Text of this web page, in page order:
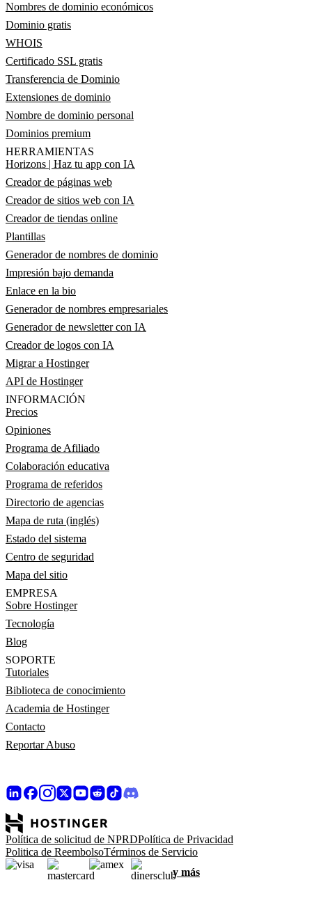
Nombres de dominio económicos
Dominio gratis
WHOIS
Certificado SSL gratis
Transferencia de Dominio
Extensiones de dominio
Nombre de dominio personal
Dominios premium
HERRAMIENTAS
Horizons | Haz tu app con IA
Creador de páginas web
Creador de sitios web con IA
Creador de tiendas online
Plantillas
Generador de nombres de dominio
Impresión bajo demanda
Enlace en la bio
Generador de nombres empresariales
Generador de newsletter con IA
Creador de logos con IA
Migrar a Hostinger
API de Hostinger
INFORMACIÓN
Precios
Opiniones
Programa de Afiliado
Colaboración educativa
Programa de referidos
Directorio de agencias
Mapa de ruta (inglés)
Estado del sistema
Centro de seguridad
Mapa del sitio
EMPRESA
Sobre Hostinger
Tecnología
Blog
SOPORTE
Tutoriales
Biblioteca de conocimiento
Academia de Hostinger
Contacto
Reportar Abuso
Política de solicitud de NPRDPolítica de Privacidad
Politica de ReembolsoTérminos de Servicio
y más